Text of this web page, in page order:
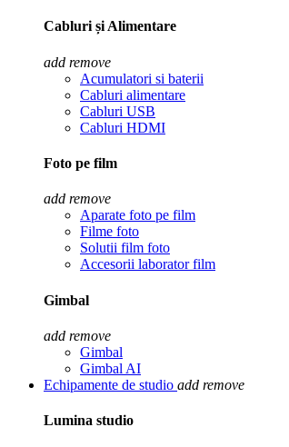
Cabluri și Alimentare
add remove
Acumulatori si baterii
Cabluri alimentare
Cabluri USB
Cabluri HDMI
Foto pe film
add remove
Aparate foto pe film
Filme foto
Solutii film foto
Accesorii laborator film
Gimbal
add remove
Gimbal
Gimbal AI
Echipamente de studio add remove
Lumina studio